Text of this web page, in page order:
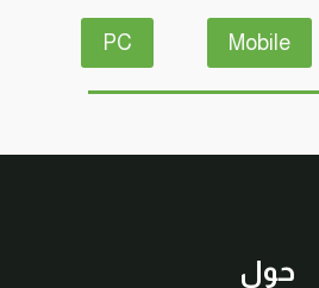
Mobile
PC
حول